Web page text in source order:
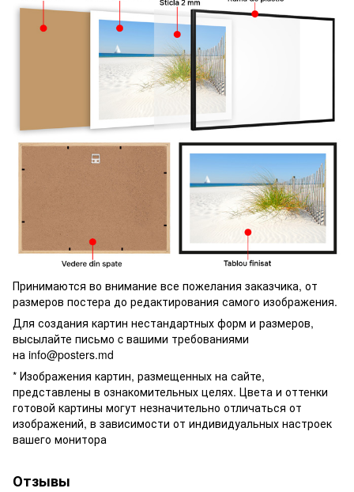
Принимаются во внимание все пожелания заказчика, от
размеров постера до редактирования самого изображения.
Для создания картин нестандартных форм и размеров,
высылайте письмо c вашими требованиями
на info@posters.md
* Изображения картин, размещенных на сайте,
представлены в ознакомительных целях. Цвета и оттенки
готовой картины могут незначительно отличаться от
изображений, в зависимости от индивидуальных настроек
вашего монитора
Отзывы